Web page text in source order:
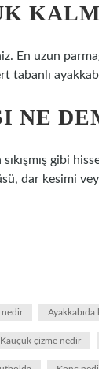
uzun
tabanlı
NE
sıkışmış gibi
dar kesimi
nedir Ayakkabıda
Kauçuk çizme nedir